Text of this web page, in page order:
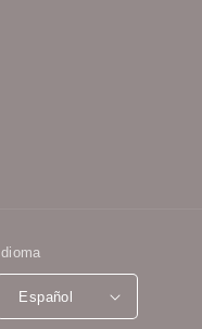
Idioma
Español